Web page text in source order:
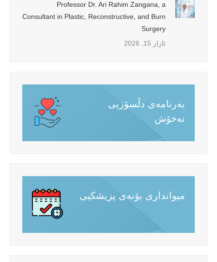
Professor Dr. Ari Rahim Zangana, a
Consultant in Plastic, Reconstructive, and Burn
Surgery
ئازار 15, 2026
بەرنامەی دڵسۆزیی
نەخۆش
میوانداری بۆنەی پزیشکیی